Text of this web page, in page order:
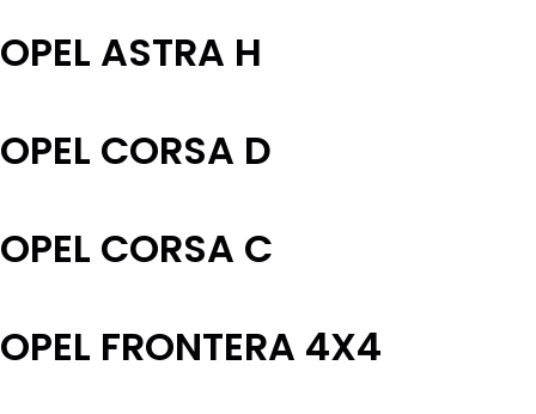
OPEL ASTRA H
OPEL CORSA D
OPEL CORSA C
OPEL FRONTERA 4X4